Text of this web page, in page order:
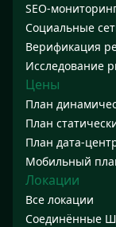
SEO-
Социальные
Верификация
Исследование
Цены
План
План
План дата-
Мобильный
Локации
Все локации
Соединённые